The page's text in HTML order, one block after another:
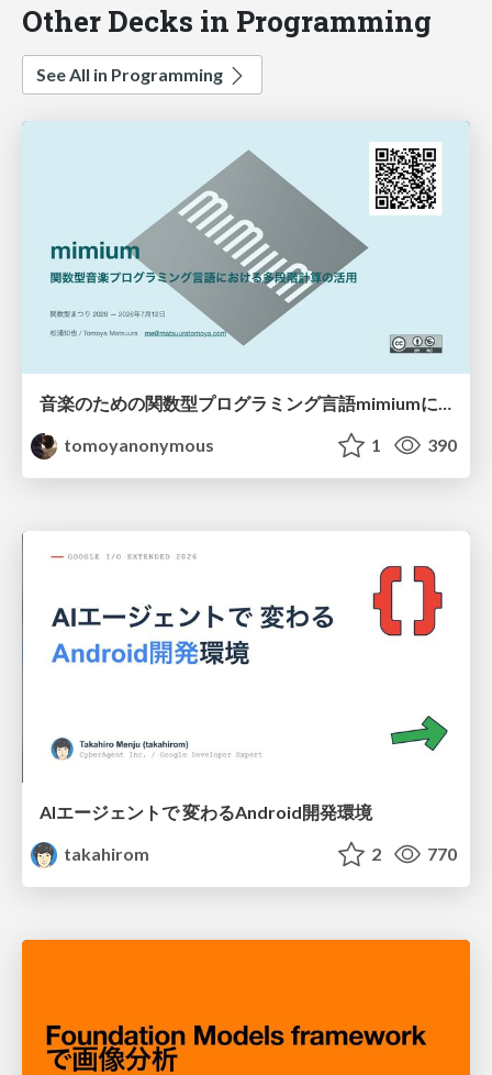
Other Decks in Programming
See All in Programming
tomoyanonymous
1 390
AIエージェントで 変わるAndroid開発環境
takahirom
2 770